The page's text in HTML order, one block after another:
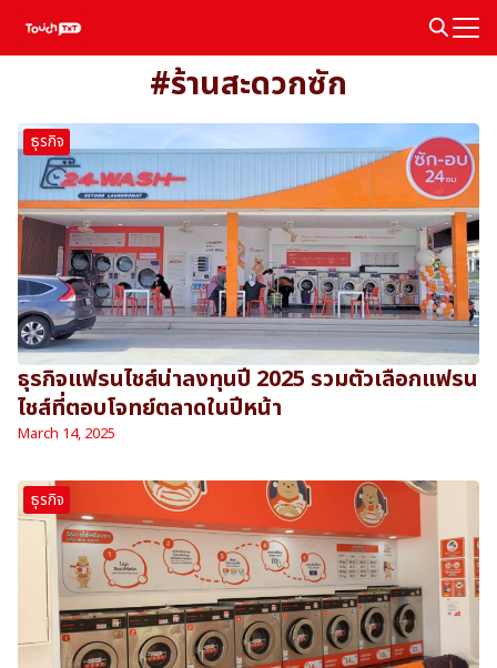
#ร้านสะดวกซัก
ธุรกิจ
ธุรกิจแฟรนไชส์น่าลงทุนปี 2025 รวมตัวเลือกแฟรน
ไชส์ที่ตอบโจทย์ตลาดในปีหน้า
March 14, 2025
ธุรกิจ